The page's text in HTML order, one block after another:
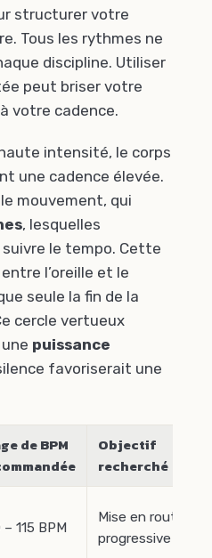
structurer votre
Tous les rythmes ne
discipline. Utiliser
peut briser votre
votre cadence.
intensité, le corps
une cadence élevée.
mouvement, qui
, lesquelles
le tempo. Cette
l’oreille et le
seule la fin de la
cercle vertueux
puissance
favoriserait une
de BPM
Objectif
recherché
– 115 BPM
Mise en route
progressive